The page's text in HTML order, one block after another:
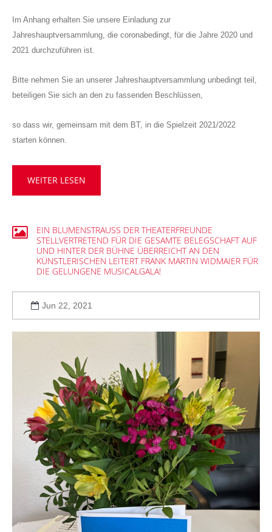
Im Anhang erhalten Sie unsere Einladung zur
Jahreshauptversammlung, die coronabedingt, für die Jahre 2020 und
2021 durchzuführen ist.
Bitte nehmen Sie an unserer Jahreshauptversammlung unbedingt teil,
beteiligen Sie sich an den zu fassenden Beschlüssen,
so dass wir, gemeinsam mit dem BT, in die Spielzeit 2021/2022
starten können.
WEITER LESEN
EIN BLUMENSTRAUSS DER THEATERFREUNDE
STELLVERTRETEND FÜR DIE GESAMTE BELEGSCHAFT AUF
UND HINTER DER BÜHNE ÜBERREICHT AN DEN
KÜNSTLERISCHEN LEITERT FRANK MARTIN WIDMAIER FÜR
DIE GELUNGENE MUSICALGALA!
Jun 22, 2021